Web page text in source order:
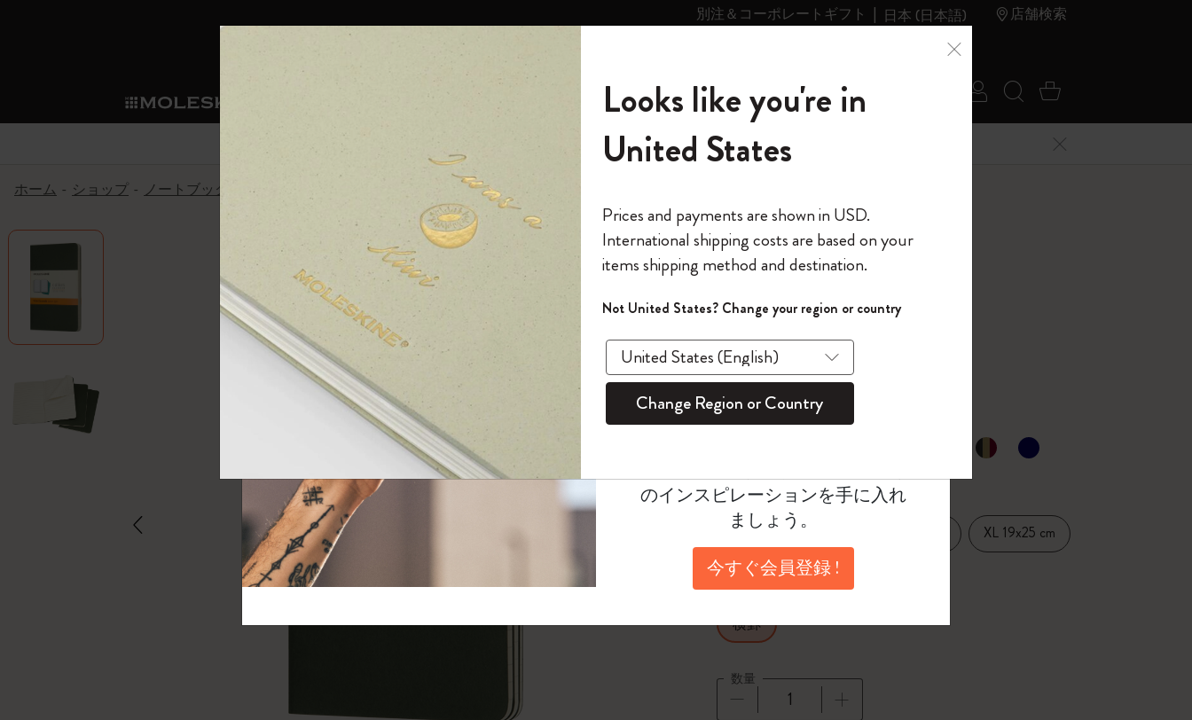
別注＆コーポレートギフト 日本 (日本語) 店舗検索
ショ
ノートブック
ノートブック
The Original Notebook
ミニノートブックチャーム
カイエ ＆ ジャーナル
セット
パッションジャーナル
スチューデントカイエジャーナル
サブカテゴリ
ダイアリー
パーソナル・ダイアリー
12カ月ダイアリー
15ヶ月プランナー
ウィークリープランナー
デイリープランナー
マンスリープランナー
ライフプランナー・コレクション
モレスキンスマート
サブカテゴリ
すべて見る
スマートライティング・システム
モレスキンスマートスマートとは
アプリ・サービス
ライティングツール
サブカテゴリ
モレスキンスマート
Blackwing x モレスキン
Kaweco x モレスキン
ペン & ペンシル
限定版ノートブック
Reframe サングラス
ムーミン コレクション
キム・ジョンギコレクション
「Alice's Adventures in Wonderland」コレ
『ロード・オブ・ザ・リング』コレク
カラーパターン ノートブック
サクラコレクション
馬年コレクション
ナサにインスパイアされたコレクショ
キム・ジョンギコレクション
Impressions of Impressionism コレクショ
ン
カサ・バトリョ 限定版コレクション
ゴッホ美術館
すべて見る
バックパック
限定版バックパック
Shopper paper – made Collection
アートを愛する方への贈り物
プロフェッショナルへの贈り物
ミニマリストへの贈り物
マキシマリストへの贈り物
健康を愛する方への贈り物です
趣味を愛する方へのギフト
サブカテゴリ
カントリー・テーマ・ピンズ・コレク
ション
サブカテゴリ
プライドをいつも胸に
Mardi Mercredi × モレスキン
スマートライティング・シス
サブカテゴリ
スマートライティング・システム
スマートノートブック
スマートダイアリー
モレスキンスマートスマート
アプリ・サービス
サブカテゴリ
Notes
モレスキン Journal
モレスキン Planner
パーソナライズサ
ービス
サブカテゴリ
カスタムダイアリー
カスタムノートブック
和紙テープ
ミニノートブックチャーム
別注＆コーポレートギフト
リー
の世界
サブカテゴリ
モレスキンメンバーシップ
我々の歴史
モレスキンのマニフェスト
ペンと紙の力
持続可能な創造性
ール
ログイン
今すぐメンバー登録
ウェルカムオファー: 次回のご購入時に10% オフと送料無料
通常特典: パーソナライズの2冊ご購入で1冊無料
バースデー特典: 1回限りの割引（1ヶ月有効）
先行プレビュー: 新作コレクションへの先行アクセス
伝説的なお得情報: 会員限定の特別サプライズ
セールへの早期アクセス: お得な情報をいち早くチェック
モレスキン限定イベント: 優先アクセス
返品期間の延長: 1ヶ月間
モレスキンの世界へようこそ
*メールアドレス
*パスワード
このデバイスで情報を保存する
ログイン
検索 (キーワード
カート 0 アイ
6,500円以上のご購入で送料無料 メニューを閉じる
ホーム ショップ ノートブック カイエ ＆ ジャーナル カイエ ジャーナル カイエ ジャーナル
カイエ ジャーナル
3冊セット, マートルグリーン
¥ 1,650
Select a color
Select a size
Pocket 9x14 cm XL 19x25 cm
Select a layout
横罫
数量
モレスキンの世界へようこそ
今すぐ会員登録して、コード
「WELCOME10」を入力すると、初
回注文が10%オフ＋送料無料になり
ます。セール・アウトレット品は
適用外。
のインスピレーションを手に入れ
ましょう。
今すぐ会員登録 !
Looks like you're in
United States
Prices and payments are shown in USD.
International shipping costs are based on your
items shipping method and destination.
Not United States? Change your region or country
Change Region or Country